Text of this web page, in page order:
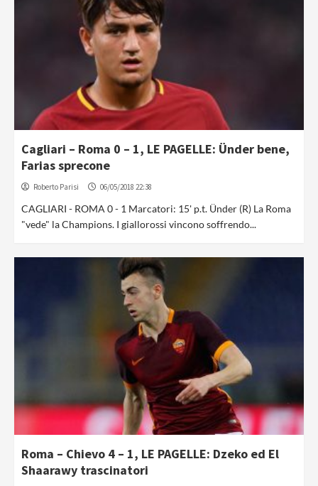
Cagliari – Roma 0 – 1, LE PAGELLE: Ünder bene,
Farias sprecone
Roberto Parisi 06/05/2018 22:38
CAGLIARI - ROMA 0 - 1 Marcatori: 15' p.t. Ünder (R) La Roma
"vede" la Champions. I giallorossi vincono soffrendo...
Roma – Chievo 4 – 1, LE PAGELLE: Dzeko ed El
Shaarawy trascinatori